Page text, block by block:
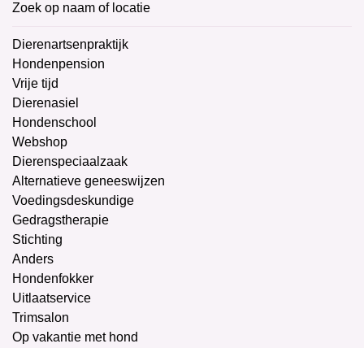
Zoek op naam of locatie
Dierenartsenpraktijk
Hondenpension
Vrije tijd
Dierenasiel
Hondenschool
Webshop
Dierenspeciaalzaak
Alternatieve geneeswijzen
Voedingsdeskundige
Gedragstherapie
Stichting
Anders
Hondenfokker
Uitlaatservice
Trimsalon
Op vakantie met hond